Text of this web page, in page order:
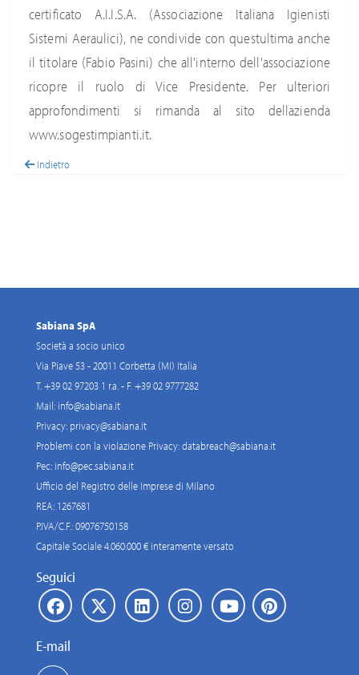
certificato A.I.I.S.A. (Associazione Italiana Igienisti
Sistemi Aeraulici), ne condivide con questultima anche
il titolare (Fabio Pasini) che all'interno dell'associazione
ricopre il ruolo di Vice Presidente. Per ulteriori
approfondimenti si rimanda al sito dellazienda
www.sogestimpianti.it.
Indietro
Sabiana SpA
Società a socio unico
Via Piave 53 - 20011 Corbetta (MI) Italia
T. +39 02 97203 1 r.a. - F. +39 02 9777282
Mail: info@sabiana.it
Privacy: privacy@sabiana.it
Problemi con la violazione Privacy:databreach@sabiana.it
Pec: info@pec.sabiana.it
Ufficio del Registro delle Imprese di Milano
REA: 1267681
P.IVA/C.F.: 09076750158
Capitale Sociale 4.060.000 € interamente versato
Seguici
E-mail